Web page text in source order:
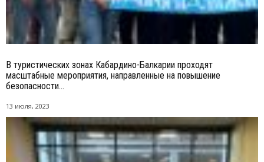
В туристических зонах Кабардино-Балкарии проходят
масштабные мероприятия, направленные на повышение
безопасности...
13 июля, 2023